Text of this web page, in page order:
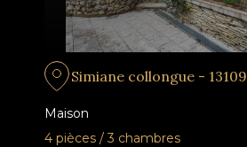
Simiane collongue - 13109
Maison
4 pièces / 3 chambres